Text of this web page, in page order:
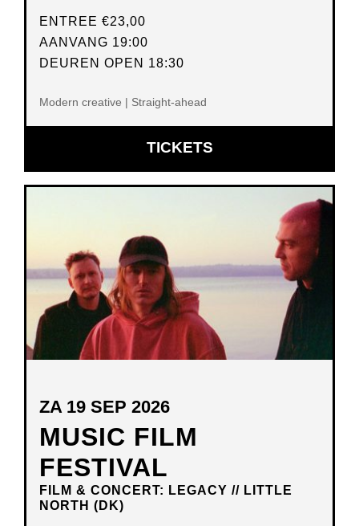
ENTREE €23,00
AANVANG 19:00
DEUREN OPEN 18:30
Modern creative | Straight-ahead
TICKETSOPENT
IN
VENSTER
MUSIC FILM
FESTIVAL
FILM & CONCERT: LEGACY // LITTLE
NORTH (DK)
ZA 19 SEP 2026